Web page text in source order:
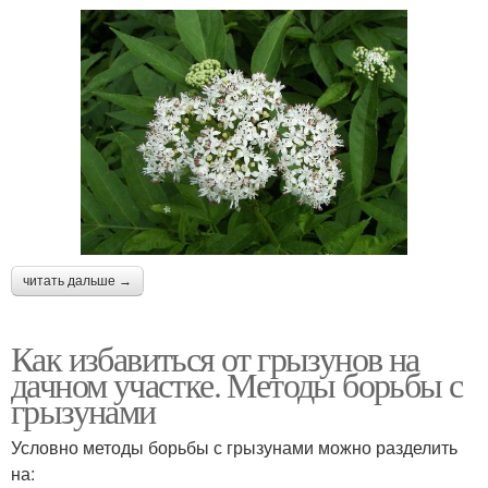
читать дальше →
Как избавиться от грызунов на
дачном участке. Методы борьбы с
грызунами
Условно методы борьбы с грызунами можно разделить
на: